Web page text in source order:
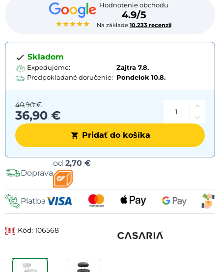
★★★★★
Hodnotenie obchodu
4.9/5
Na základe 10.233 recenzií
Skladom
Expedujeme:
Zajtra 7.8.
Predpokladané doručenie: Pondelok 10.8.
36,90 €
40,90 €
Pridať do košíka
Doprava
od 2,70 €
Platba
Kód: 106568